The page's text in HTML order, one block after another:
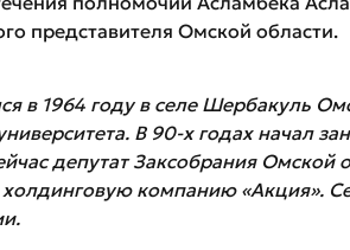
представителя Омской области.
в 1964 году в селе Шербакуль
В 90-х годах начал
депутат Заксобрания Омской
компанию «Акция».